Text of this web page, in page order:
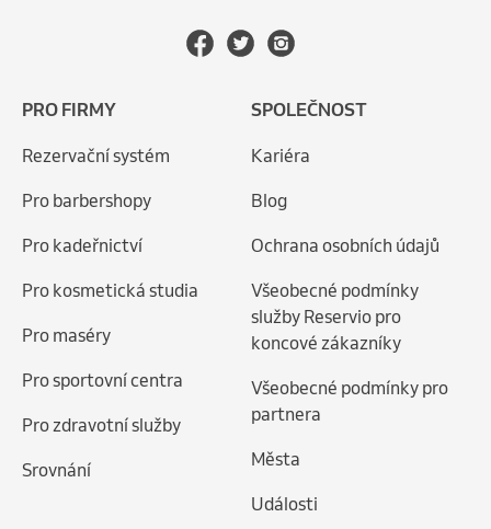
PRO FIRMY
Rezervační systém
Pro barbershopy
Pro kadeřnictví
Pro kosmetická studia
Pro maséry
Pro sportovní centra
Pro zdravotní služby
Srovnání
SPOLEČNOST
Kariéra
Blog
Ochrana osobních údajů
Všeobecné podmínky
služby Reservio pro
koncové zákazníky
Všeobecné podmínky pro
partnera
Města
Události